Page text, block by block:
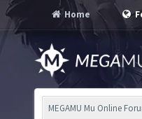
Home
MEGAMU Mu Online